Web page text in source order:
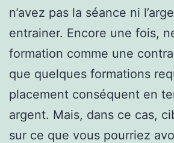
n’avez pas la séance ni
entrainer. Encore une fois,
formation comme une
que quelques formations
placement conséquent en
argent. Mais, dans ce cas,
sur ce que vous pourriez